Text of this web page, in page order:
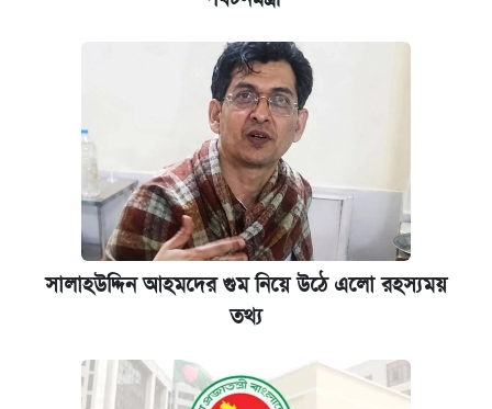
সালাহউদ্দিন আহমদের গুম নিয়ে উঠে এলো রহস্যময়
তথ্য